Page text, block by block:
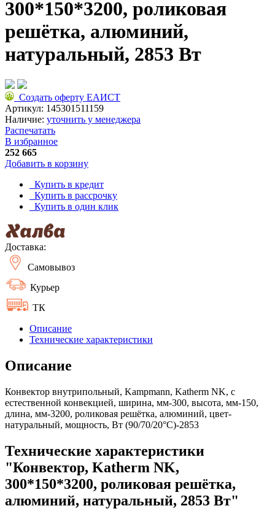
300*150*3200, роликовая
решётка, алюминий,
натуральный, 2853 Вт
Создать оферту ЕАИСТ
Артикул: 145301511159
Наличие: уточнить у менеджера
Распечатать
В избранное
252 665
Добавить в корзину
Купить в кредит
Купить в рассрочку
Купить в один клик
Доставка:
Самовывоз
Курьер
ТК
Описание
Технические характеристики
Описание
Конвектор внутрипольный, Kampmann, Katherm NK, с
естественной конвекцией, ширина, мм-300, высота, мм-150,
длина, мм-3200, роликовая решётка, алюминий, цвет-
натуральный, мощность, Вт (90/70/20°C)-2853
Технические характеристики
"Конвектор, Katherm NK,
300*150*3200, роликовая решётка,
алюминий, натуральный, 2853 Вт"